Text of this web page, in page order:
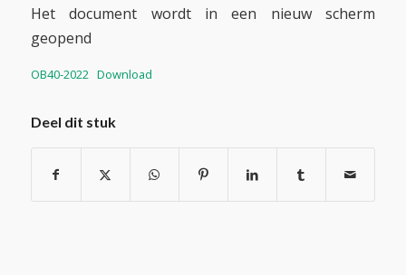
Het document wordt in een nieuw scherm
geopend
OB40-2022 Download
Deel dit stuk